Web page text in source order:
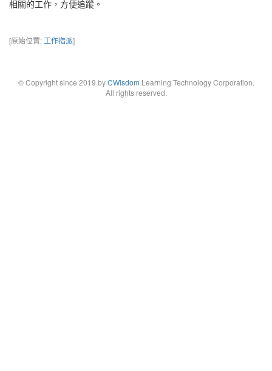
相關的工作，方便追蹤。
[原始位置: 工作指派]
© Copyright since 2019 byCWisdomLearning Technology Corporation.
All rights reserved.